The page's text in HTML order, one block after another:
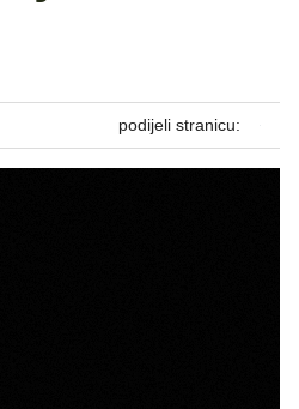
podijeli stranicu: